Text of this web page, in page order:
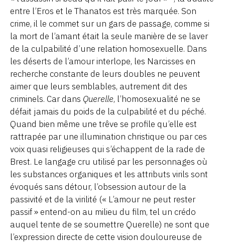
entre l’Eros et le Thanatos est très marquée. Son
crime, il le commet sur un gars de passage, comme si
la mort de l’amant était la seule manière de se laver
de la culpabilité d’une relation homosexuelle. Dans
les déserts de l’amour interlope, les Narcisses en
recherche constante de leurs doubles ne peuvent
aimer que leurs semblables, autrement dit des
criminels. Car dans Querelle, l’homosexualité ne se
défait jamais du poids de la culpabilité et du péché.
Quand bien même une trêve se profile qu’elle est
rattrapée par une illumination christique ou par ces
voix quasi religieuses qui s’échappent de la rade de
Brest. Le langage cru utilisé par les personnages où
les substances organiques et les attributs virils sont
évoqués sans détour, l’obsession autour de la
passivité et de la virilité (« L’amour ne peut rester
passif » entend-on au milieu du film, tel un crédo
auquel tente de se soumettre Querelle) ne sont que
l’expression directe de cette vision douloureuse de